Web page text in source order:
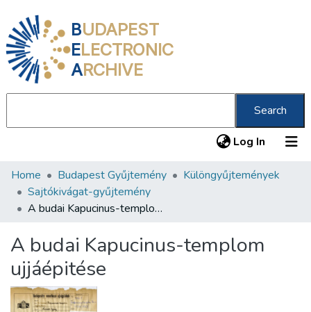
BUDAPEST
ELECTRONIC
ARCHIVE
Search
Log In (current)
Communities & Collections
All of DSpace
About us
Home Budapest Gyűjtemény
Különgyűjtemények
Sajtókivágat-gyűjtemény
A budai Kapucinus-templom ujjáépitése
A budai Kapucinus-templom
ujjáépitése